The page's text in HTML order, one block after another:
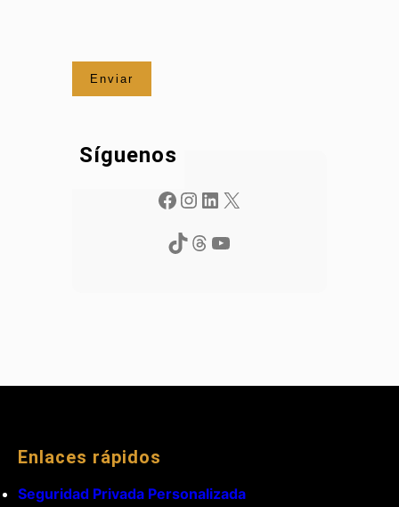
Síguenos
Facebook Instagram LinkedIn X
TikTok Threads YouTube
Enlaces rápidos
Seguridad Privada Personalizada